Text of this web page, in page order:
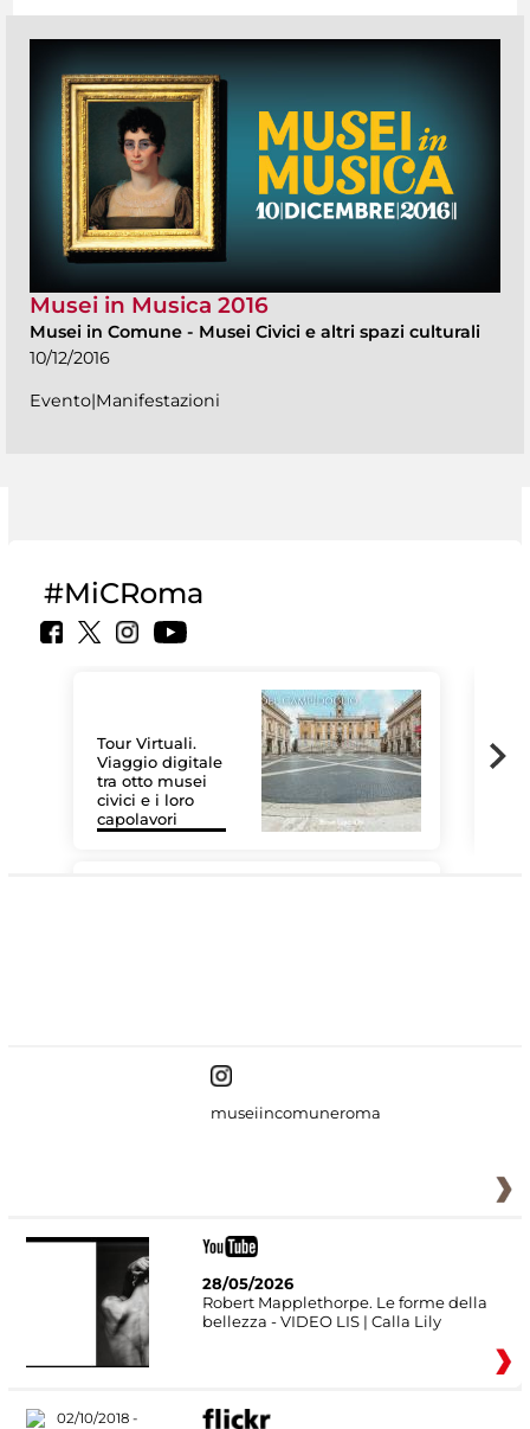
Musei in Musica 2016
Musei in Comune - Musei Civici e altri spazi culturali
10/12/2016
Evento|Manifestazioni
#MiCRoma
Tour Virtuali.
Viaggio digitale
tra otto musei
civici e i loro
capolavori
museiincomuneroma
28/05/2026
Robert Mapplethorpe. Le forme della
bellezza - VIDEO LIS | Calla Lily